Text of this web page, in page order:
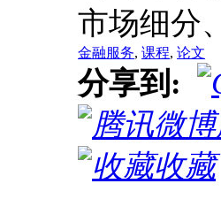
市场细分
金融服务, 课程, 论文
分享到:
收藏